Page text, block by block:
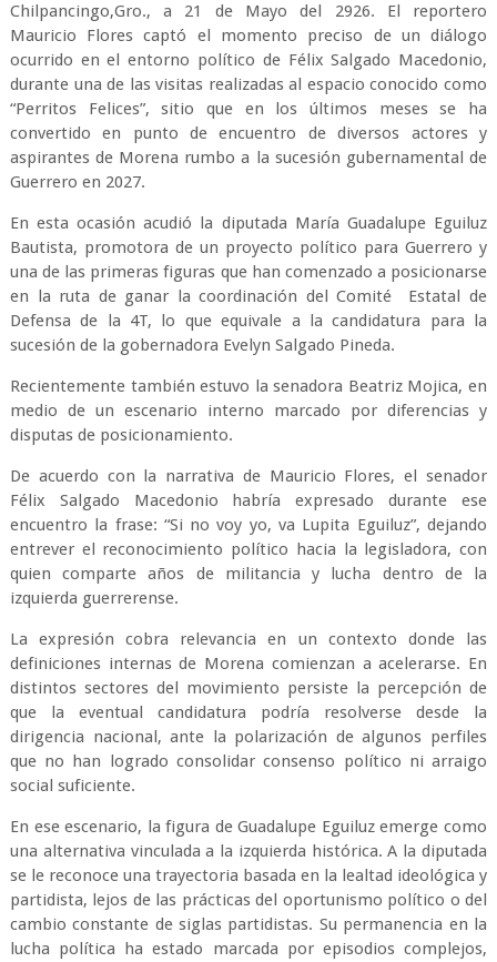
Chilpancingo,Gro., a 21 de Mayo del 2926. El reportero
Mauricio Flores captó el momento preciso de un diálogo
ocurrido en el entorno político de Félix Salgado Macedonio,
durante una de las visitas realizadas al espacio conocido como
“Perritos Felices”, sitio que en los últimos meses se ha
convertido en punto de encuentro de diversos actores y
aspirantes de Morena rumbo a la sucesión gubernamental de
Guerrero en 2027.
En esta ocasión acudió la diputada María Guadalupe Eguiluz
Bautista, promotora de un proyecto político para Guerrero y
una de las primeras figuras que han comenzado a posicionarse
en la ruta de ganar la coordinación del Comité Estatal de
Defensa de la 4T, lo que equivale a la candidatura para la
sucesión de la gobernadora Evelyn Salgado Pineda.
Recientemente también estuvo la senadora Beatriz Mojica, en
medio de un escenario interno marcado por diferencias y
disputas de posicionamiento.
De acuerdo con la narrativa de Mauricio Flores, el senador
Félix Salgado Macedonio habría expresado durante ese
encuentro la frase: “Si no voy yo, va Lupita Eguiluz”, dejando
entrever el reconocimiento político hacia la legisladora, con
quien comparte años de militancia y lucha dentro de la
izquierda guerrerense.
La expresión cobra relevancia en un contexto donde las
definiciones internas de Morena comienzan a acelerarse. En
distintos sectores del movimiento persiste la percepción de
que la eventual candidatura podría resolverse desde la
dirigencia nacional, ante la polarización de algunos perfiles
que no han logrado consolidar consenso político ni arraigo
social suficiente.
En ese escenario, la figura de Guadalupe Eguiluz emerge como
una alternativa vinculada a la izquierda histórica. A la diputada
se le reconoce una trayectoria basada en la lealtad ideológica y
partidista, lejos de las prácticas del oportunismo político o del
cambio constante de siglas partidistas. Su permanencia en la
lucha política ha estado marcada por episodios complejos,